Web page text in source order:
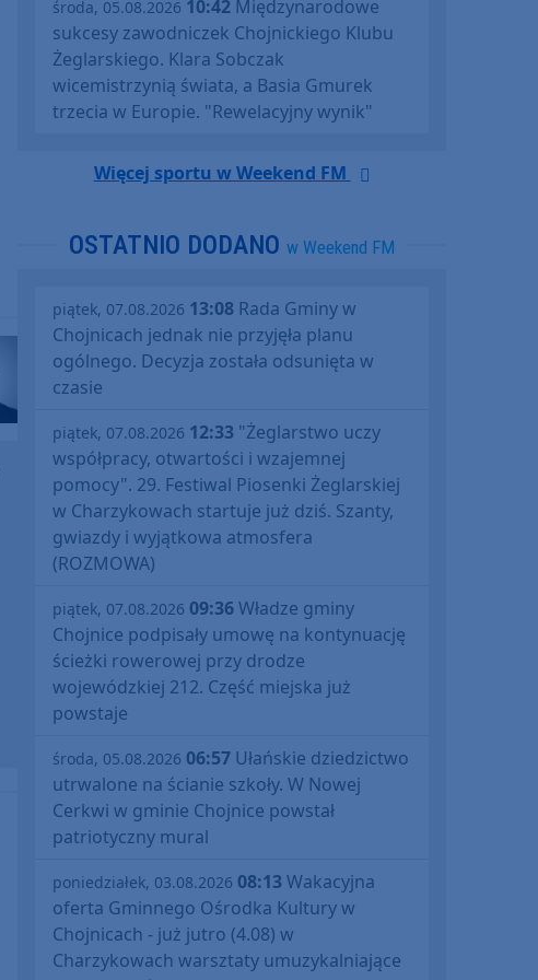
środa, 05.08.2026 10:42 Międzynarodowe
sukcesy zawodniczek Chojnickiego Klubu
Żeglarskiego. Klara Sobczak
wicemistrzynią świata, a Basia Gmurek
trzecia w Europie. "Rewelacyjny wynik"
Więcej sportu w Weekend FM
OSTATNIO DODANO w Weekend FM
piątek, 07.08.2026 13:08 Rada Gminy w
Chojnicach jednak nie przyjęła planu
ogólnego. Decyzja została odsunięta w
czasie
piątek, 07.08.2026 12:33 "Żeglarstwo uczy
współpracy, otwartości i wzajemnej
pomocy". 29. Festiwal Piosenki Żeglarskiej
w Charzykowach startuje już dziś. Szanty,
gwiazdy i wyjątkowa atmosfera
(ROZMOWA)
piątek, 07.08.2026 09:36Władze gminy
Chojnice podpisały umowę na kontynuację
ścieżki rowerowej przy drodze
wojewódzkiej 212. Część miejska już
powstaje
środa, 05.08.2026 06:57 Ułańskie dziedzictwo
utrwalone na ścianie szkoły. W Nowej
Cerkwi w gminie Chojnice powstał
patriotyczny mural
poniedziałek, 03.08.2026 08:13Wakacyjna
oferta Gminnego Ośrodka Kultury w
Chojnicach - już jutro (4.08) w
Charzykowach warsztaty umuzykalniające